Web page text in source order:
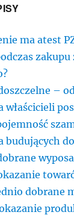
ma atest
–
właścicieli
budujących
dobrane